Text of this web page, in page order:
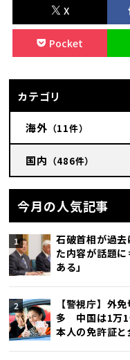
X
Pocket
カテゴリ
海外 （11件）
国内 （486件）
今月の人気記事
石破首相が過
た内容が話題
ある」
【警視庁】外
多 中国は1万
本人の免許証と